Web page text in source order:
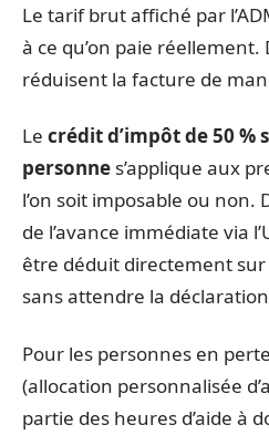
Le tarif brut affiché par
à ce qu’on paie
réduisent la facture de
Le crédit d’impôt de 50 %
personne s’applique aux
l’on soit imposable ou non.
de l’avance immédiate via
être déduit directement
sans attendre la
Pour les personnes en perte
(allocation personnalisée
partie des heures d’aide à